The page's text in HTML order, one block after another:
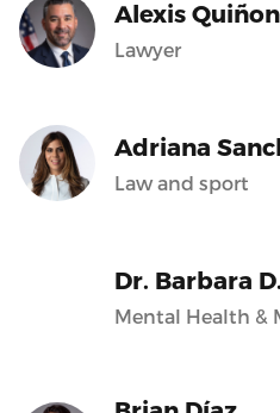
Alexis
Lawyer
Adriana
Law and sport
Dr. Barbara
Mental Health &